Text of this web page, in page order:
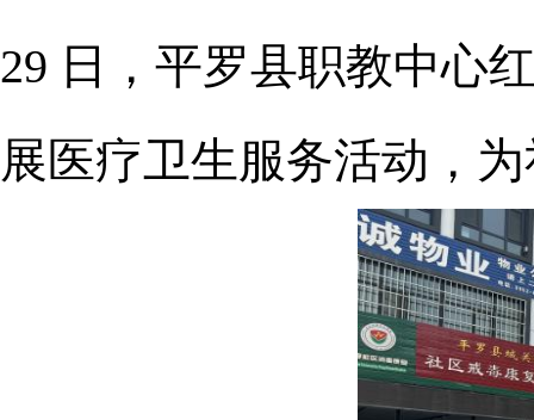
29 日， 平罗县职教中心
展 医疗卫生服务活动，为